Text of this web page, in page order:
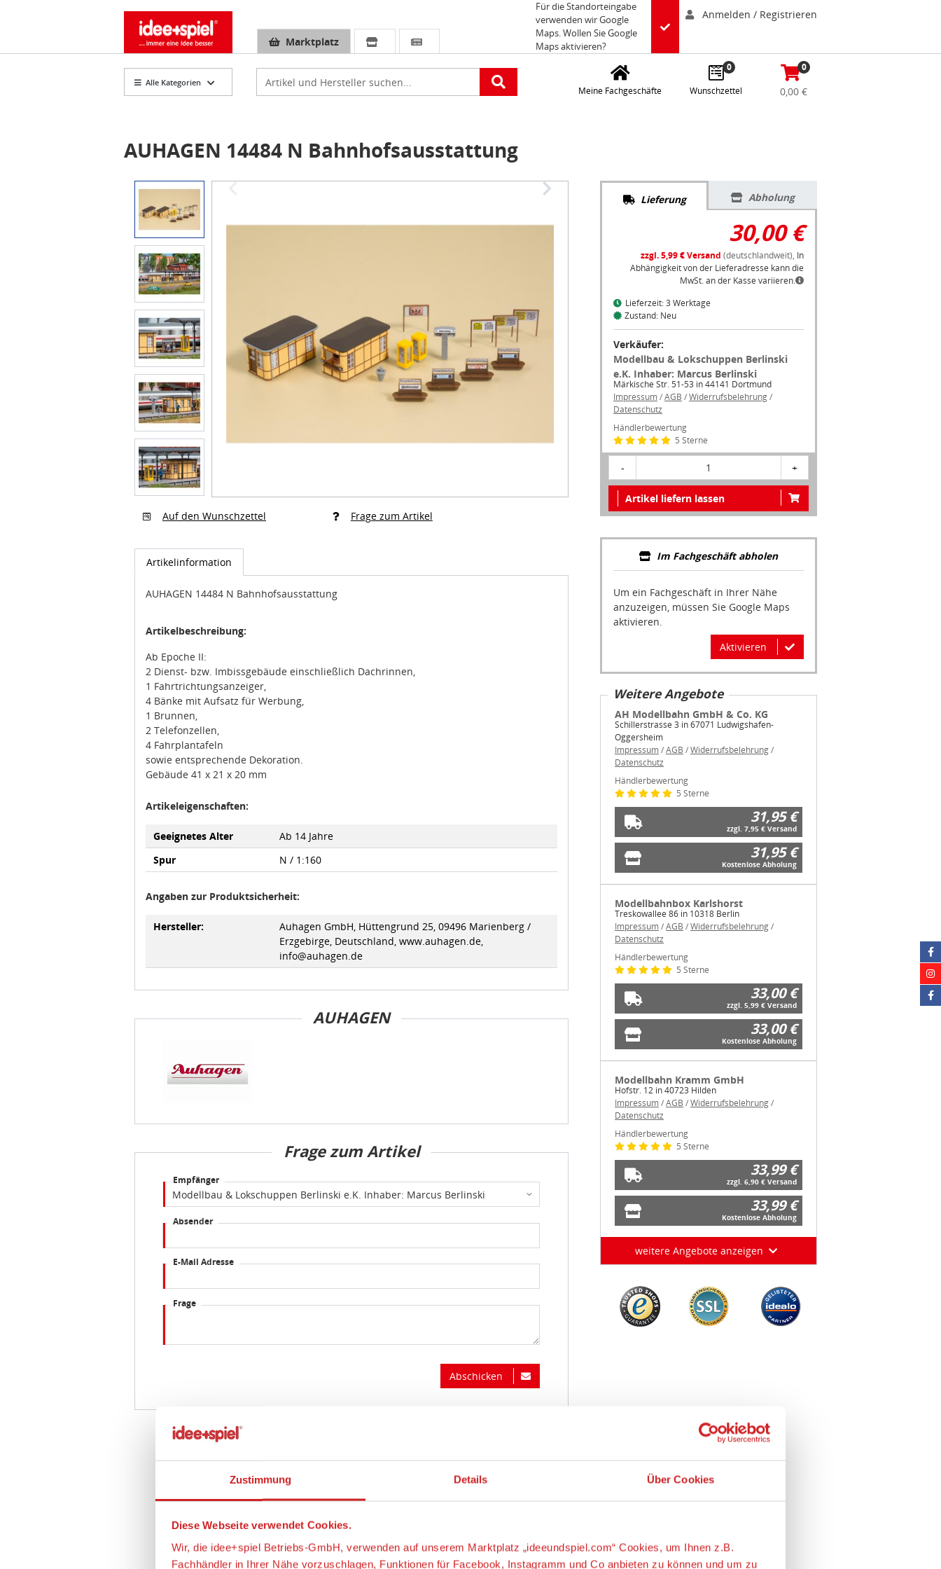
Zustimmung Details Über Cookies
Diese Webseite verwendet Cookies.
Wir, die idee+spiel Betriebs-GmbH, verwenden auf unserem Marktplatz „ideeundspiel.com“ Cookies, um Ihnen z.B.
Fachhändler in Ihrer Nähe vorzuschlagen, Funktionen für Facebook, Instagramm und Co anbieten zu können und um zu
Marktplatz
Für die Standorteingabe
verwenden wir Google
Maps. Wollen Sie Google
Maps aktivieren?
Anmelden / Registrieren
Alle Kategorien
Meine Fachgeschäfte
0
Wunschzettel
0
0,00 €
AUHAGEN 14484 N Bahnhofsausstattung
of
Auf den Wunschzettel Frage zum Artikel
Artikelinformation
AUHAGEN 14484 N Bahnhofsausstattung
Artikelbeschreibung:
Ab Epoche II:
2 Dienst- bzw. Imbissgebäude einschließlich Dachrinnen,
1 Fahrtrichtungsanzeiger,
4 Bänke mit Aufsatz für Werbung,
1 Brunnen,
2 Telefonzellen,
4 Fahrplantafeln
sowie entsprechende Dekoration.
Gebäude 41 x 21 x 20 mm
Artikeleigenschaften:
Geeignetes Alter
Ab 14 Jahre
Spur
N / 1:160
Angaben zur Produktsicherheit:
Hersteller:
Auhagen GmbH, Hüttengrund 25, 09496 Marienberg /
Erzgebirge, Deutschland, www.auhagen.de,
info@auhagen.de
AUHAGEN
Frage zum Artikel
Empfänger
Absender
E-Mail Adresse
Frage
Abschicken
Lieferung Abholung
30,00 €
zzgl. 5,99 € Versand (deutschlandweit), In
Abhängigkeit von der Lieferadresse kann die
MwSt. an der Kasse variieren.
Lieferzeit: 3 Werktage
Zustand: Neu
Verkäufer:
Modellbau & Lokschuppen Berlinski
e.K. Inhaber: Marcus Berlinski
Märkische Str. 51-53 in 44141 Dortmund
Impressum/AGB /Widerrufsbelehrung/
Datenschutz
Händlerbewertung
5 Sterne
- 1 +
Artikel liefern lassen
Im Fachgeschäft abholen
Um ein Fachgeschäft in Ihrer Nähe
anzuzeigen, müssen Sie Google Maps
aktivieren.
Aktivieren
Weitere Angebote
AH Modellbahn GmbH & Co. KG
Schillerstrasse 3 in 67071 Ludwigshafen-
Oggersheim
Impressum/AGB /Widerrufsbelehrung/
Datenschutz
Händlerbewertung
5 Sterne
31,95 €
zzgl. 7,95 € Versand
31,95 €
Kostenlose Abholung
Modellbahnbox Karlshorst
Treskowallee 86 in 10318 Berlin
Impressum/AGB /Widerrufsbelehrung/
Datenschutz
Händlerbewertung
5 Sterne
33,00 €
zzgl. 5,99 € Versand
33,00 €
Kostenlose Abholung
Modellbahn Kramm GmbH
Hofstr. 12 in 40723 Hilden
Impressum/AGB /Widerrufsbelehrung/
Datenschutz
Händlerbewertung
5 Sterne
33,99 €
zzgl. 6,90 € Versand
33,99 €
Kostenlose Abholung
weitere Angebote anzeigen